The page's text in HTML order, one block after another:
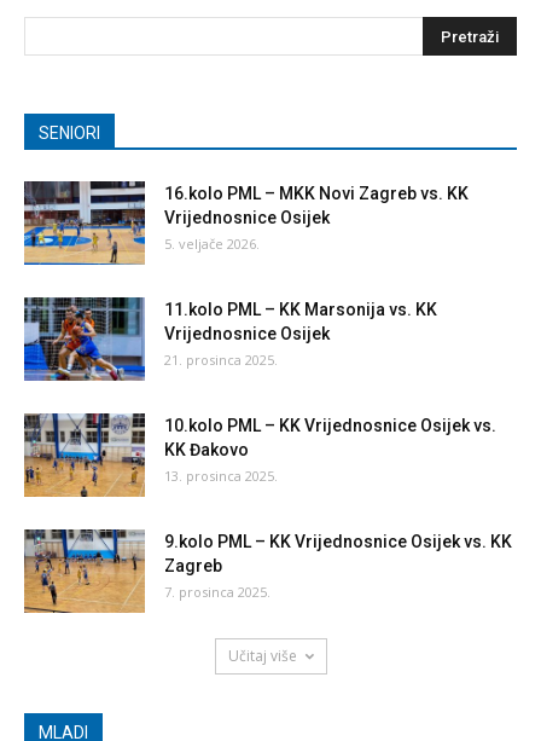
SENIORI
16.kolo PML – MKK Novi Zagreb vs. KK
Vrijednosnice Osijek
5. veljače 2026.
11.kolo PML – KK Marsonija vs. KK
Vrijednosnice Osijek
21. prosinca 2025.
10.kolo PML – KK Vrijednosnice Osijek vs.
KK Đakovo
13. prosinca 2025.
9.kolo PML – KK Vrijednosnice Osijek vs. KK
Zagreb
7. prosinca 2025.
Učitaj više
MLADI